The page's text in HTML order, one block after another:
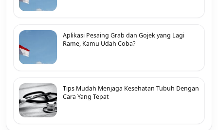
Aplikasi Pesaing Grab dan Gojek yang Lagi
Rame, Kamu Udah Coba?
Tips Mudah Menjaga Kesehatan Tubuh Dengan
Cara Yang Tepat